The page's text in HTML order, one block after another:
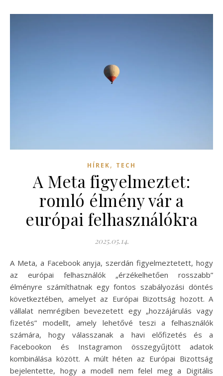
HÍREK, TECH
A Meta figyelmeztet:
romló élmény vár a
európai felhasználókra
2025.05.14.
A Meta, a Facebook anyja, szerdán figyelmeztetett, hogy
az európai felhasználók „érzékelhetően rosszabb”
élményre számíthatnak egy fontos szabályozási döntés
következtében, amelyet az Európai Bizottság hozott. A
vállalat nemrégiben bevezetett egy „hozzájárulás vagy
fizetés” modellt, amely lehetővé teszi a felhasználók
számára, hogy válasszanak a havi előfizetés és a
Facebookon és Instagramon összegyűjtött adatok
kombinálása között. A múlt héten az Európai Bizottság
bejelentette, hogy a modell nem felel meg a Digitális